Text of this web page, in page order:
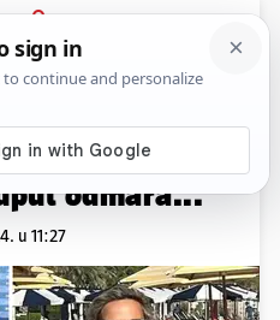
PRIJAVA
Komentari
Sejšeli: Evo
odmara...
u 11:27